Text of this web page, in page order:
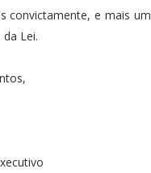
convictamente, e mais
Lei.